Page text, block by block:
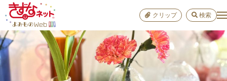
クリップ 検索
小学
お出
雑学
おすすめ